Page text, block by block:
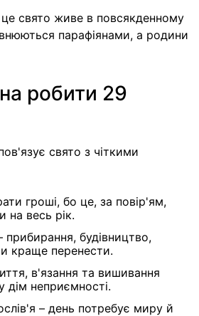
свято живе в повсякденному
парафіянами, а родини
робити 29
свято з чіткими
гроші, бо це, за повір'ям,
на весь рік.
будівництво,
краще перенести.
в'язання та вишивання
дім неприємності.
– день потребує миру й